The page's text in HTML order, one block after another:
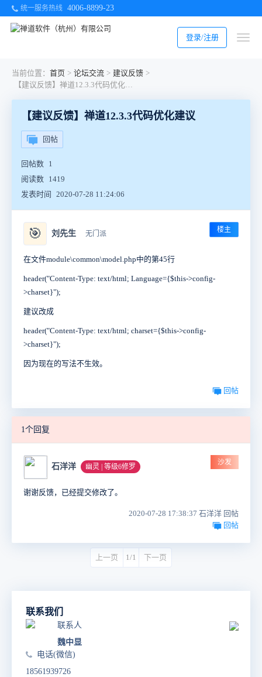
统一服务热线 4006-8899-23
登录/注册
当前位置： 首页 > 论坛交流 > 建议反馈 >
【建议反馈】禅道12.3.3代码优化建议
【建议反馈】禅道12.3.3代码优化建议
回帖
回帖数 1
阅读数 1419
发表时间
2020-07-28 11:24:06
🎯 刘先生 无门派 楼主
在文件module\common\model.php中的第45行
header("Content-Type: text/html; Language={$this->config-
>charset}");
建议改成
header("Content-Type: text/html; charset={$this->config-
>charset}");
因为现在的写法不生效。
回帖
1个回复
石洋洋 幽灵 | 等级6修罗
沙发
谢谢反馈，已经提交修改了。
2020-07-28 17:38:37 石洋洋 回帖
回帖
上一页 1/1 下一页
联系我们
联系人
魏中显
电话(微信)
18561939726